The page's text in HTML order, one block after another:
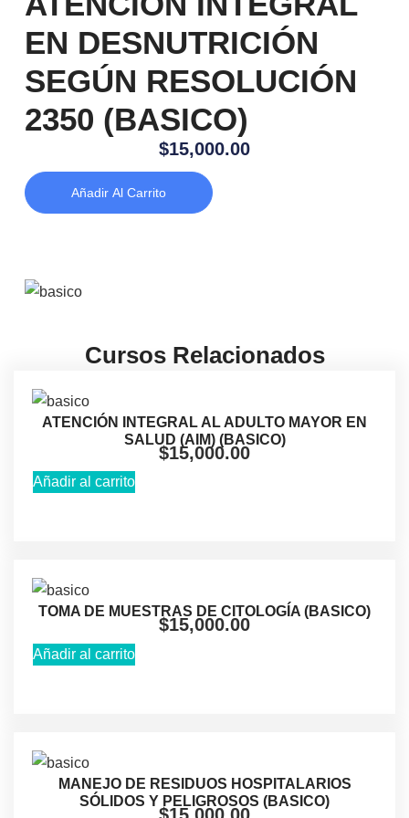
EN DESNUTRICIÓN
SEGÚN RESOLUCIÓN
2350 (BASICO)
$15,000.00
Añadir Al Carrito
Cursos Relacionados
ATENCIÓN INTEGRAL AL ADULTO MAYOR EN
SALUD (AIM) (BASICO)
$15,000.00
Añadir al carrito
TOMA DE MUESTRAS DE CITOLOGÍA (BASICO)
$15,000.00
Añadir al carrito
MANEJO DE RESIDUOS HOSPITALARIOS
SÓLIDOS Y PELIGROSOS (BASICO)
$15,000.00